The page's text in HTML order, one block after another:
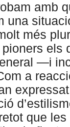
amb
una
més
els
—i
a
que